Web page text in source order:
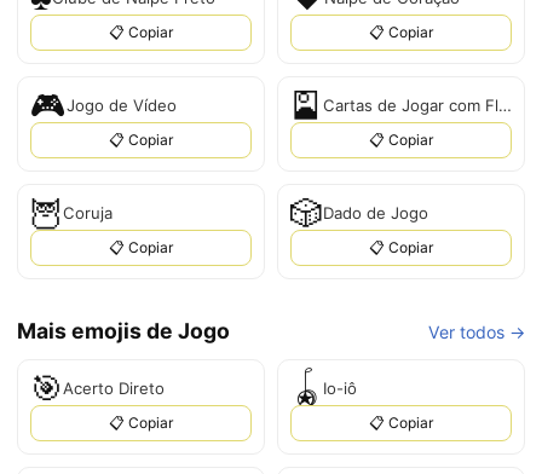
📋 Copiar 📋 Copiar
🎮Jogo de Vídeo
📋 Copiar
🎴 Cartas de Jogar com Flor
📋 Copiar
🦉Coruja
📋 Copiar
🎲Dado de Jogo
📋 Copiar
Mais emojis de Jogo Ver todos →
🎯Acerto Direto
📋 Copiar
🪀 Io-iô
📋 Copiar